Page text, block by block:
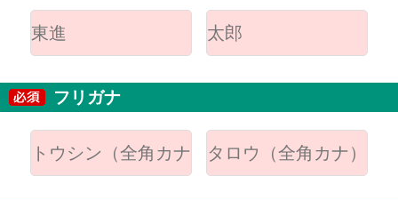
フリガナ